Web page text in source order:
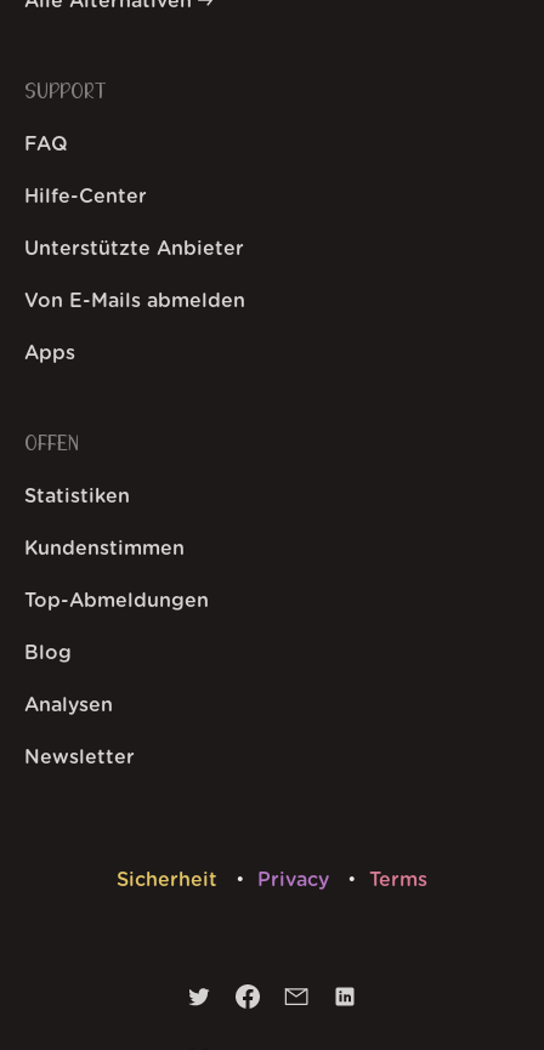
SUPPORT
FAQ
Hilfe-Center
Unterstützte Anbieter
Von E-Mails abmelden
Apps
OFFEN
Statistiken
Kundenstimmen
Top-Abmeldungen
Blog
Analysen
Newsletter
Sicherheit Privacy Terms